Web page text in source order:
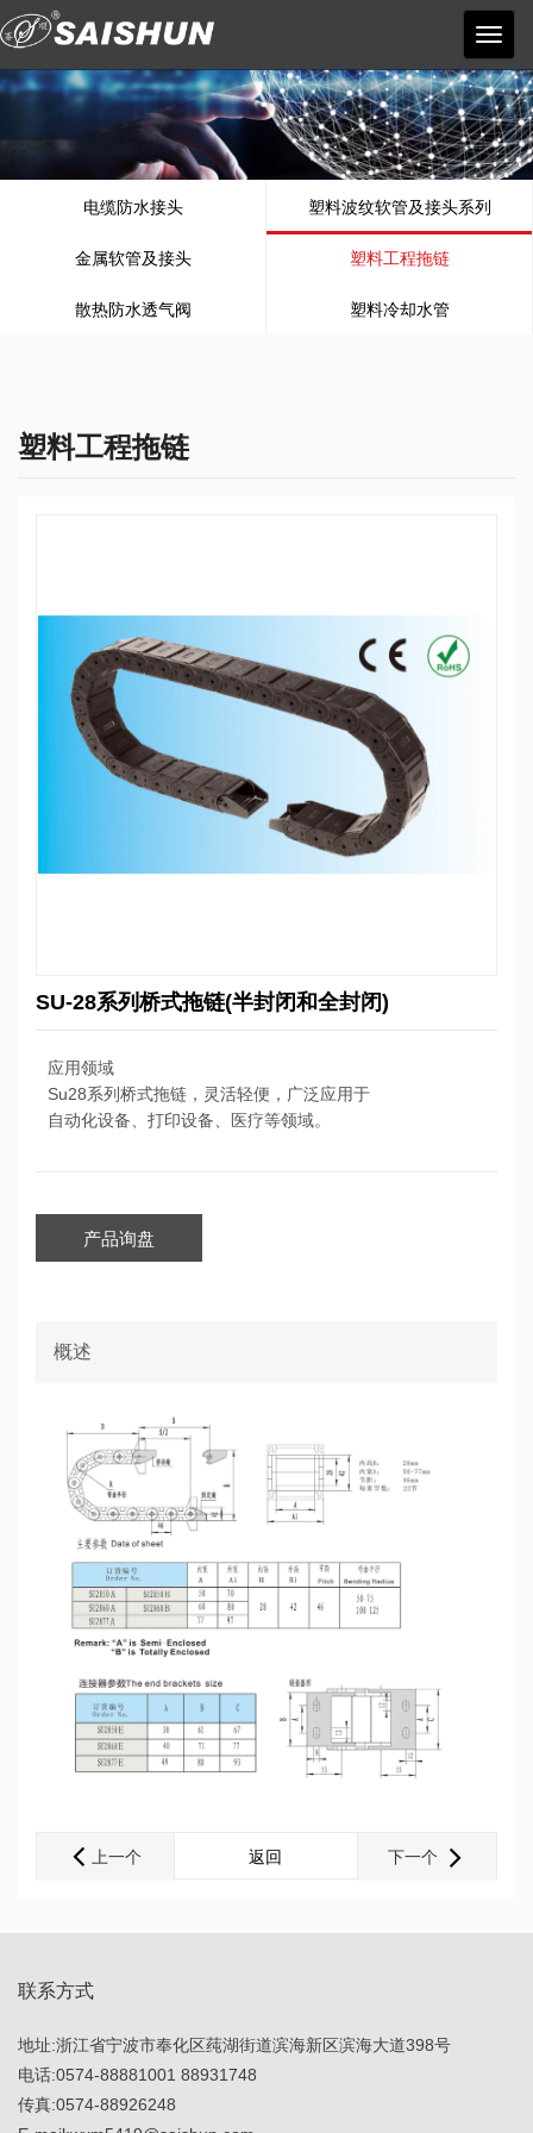
宁波
赛顺
塑料
电器
有限
公司
电缆防水接头 塑料波纹软管及接头系列
金属软管及接头 塑料工程拖链
散热防水透气阀 塑料冷却水管
塑料工程拖链
SU-28系列桥式拖链(半封闭和全封闭)
应用领域
Su28系列桥式拖链，灵活轻便，广泛应用于
自动化设备、打印设备、医疗等领域。
产品询盘
概述
上一个 返回 下一个
联系方式
地址:浙江省宁波市奉化区莼湖街道滨海新区滨海大道398号
电话:0574-88881001 88931748
传真:0574-88926248